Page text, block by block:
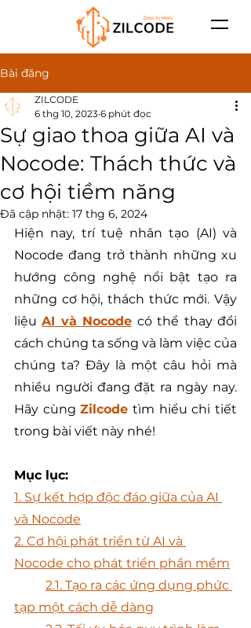
Bài đăng
Sự giao thoa giữa AI và
Nocode: Thách thức và
cơ hội tiềm năng
ZILCODE
6 thg 10, 2023 6 phút đọc
Đã cập nhật: 17 thg 6, 2024
Hiện nay, trí tuệ nhân tạo (AI) và
Nocode đang trở thành những xu
hướng công nghệ nổi bật tạo ra
những cơ hội, thách thức mới. Vậy
liệu AI và Nocode có thể thay đổi
cách chúng ta sống và làm việc của
chúng ta? Đây là một câu hỏi mà
nhiều người đang đặt ra ngày nay.
Hãy cùng Zilcode tìm hiểu chi tiết
trong bài viết này nhé!
Mục lục:
1. Sự kết hợp độc đáo giữa của AI
2. Cơ hội phát triển từ AI và